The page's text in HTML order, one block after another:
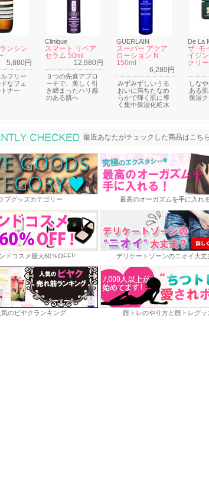
ンシン
5,880円
フリー
なフェ
ナー
Clinique
スマート リペア
セラム 50ml
12,980円
３つの先進アプロ
ーチで、美しく引
き締まったハリ感
のある肌へ
GUERLAIN
スーパー アクア
ローション N
150ml
6,280円
みずみずしいうる
おいに満ちたなめ
らかで輝く肌に導
く集中保湿化粧水
De La
ザ･モ
イジ
クリ
しな
ある
保湿
最近あなたがチェックした商品
最近あなたがチェックした商品はこちら
ブグッズカテゴリー 最高のオーガズムを手に入れる
ドコスメ最大60％OFF!! デリケートゾーンのニオイ大丈
のビヤクランキング 膣トレのやり方と膣トレグッ